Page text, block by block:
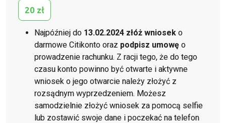
20 zł
Najpóźniej do 13.02.2024 złóż wniosek o
darmowe Citikonto oraz podpisz umowę o
prowadzenie rachunku. Z racji tego, że do tego
czasu konto powinno być otwarte i aktywne
wniosek o jego otwarcie należy złożyć z
rozsądnym wyprzedzeniem. Możesz
samodzielnie złożyć wniosek za pomocą selfie
lub zostawić swoje dane i poczekać na telefon